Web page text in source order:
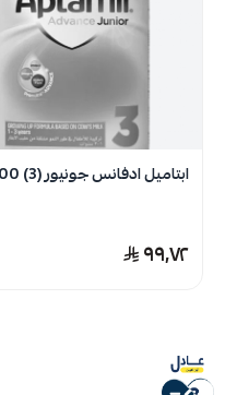
سنوات.
جرام :
وكل أجزائها جيدًا
اغلي الرضاعة وكل
لا توجد
ابتاميل ادفانس جونيور (3) 900 جم
٩٩٫٧٢